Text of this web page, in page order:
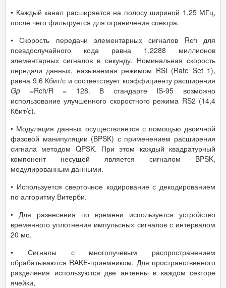
• Каждый канал расширяется на полосу шириной 1,25 МГц,
после чего фильтруется для ограничения спектра.
• Скорость передачи элементарных сигналов Rсh для
псевдослучайного кода равна 1,2288 миллионов
элементарных сигналов в секунду. Номинальная скорость
передачи данных, называемая режимом RSI (Rate Set 1),
равна 9,6 Кбит/с и соответствует коэффициенту расширения
Gp =Rch/R = 128. В стандарте IS-95 возможно
использование улучшенного скоростного режима RS2 (14,4
Кбит/с).
• Модуляция данных осуществляется с помощью двоичной
фазовой манипуляции (BPSK) с применением расширения
сигнала методом QPSK. При этом каждый квадратурный
компонент несущей является сигналом BPSK,
модулированным данными.
• Используется сверточное кодирование с декодированием
по алгоритму Витерби.
• Для разнесения по времени используется устройство
временного уплотнения импульсных сигналов с интервалом
20 мс.
• Сигналы с многолучевым распространением
обрабатываются RAKE-приемником. Для пространственного
разделения используются две антенны в каждом секторе
ячейки,